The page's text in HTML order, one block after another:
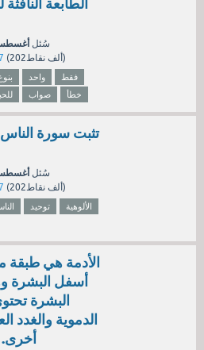
سُئل أغسطس 31،
( 202ألفنقاط)
واحد
فقط
صواب خطأ
تثبت سورة الناس
سُئل أغسطس 27،
( 202ألفنقاط)
توحيد
الألوهية
الأدمة هي طبقة
أسفل
البشرة
الدموية والغدد